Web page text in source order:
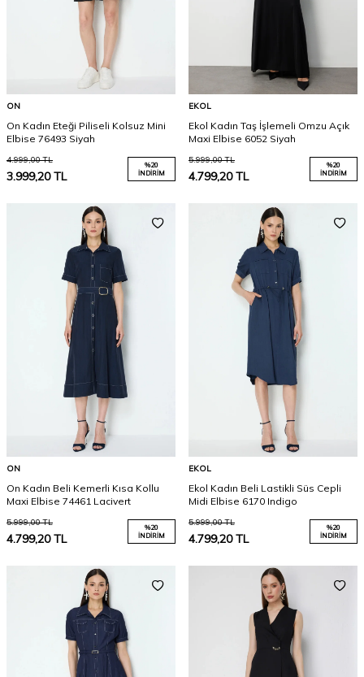
ON
On Kadın Eteği Piliseli Kolsuz Mini
Elbise 76493 Siyah
4.999,00TL
3.999,20TL
%20
İNDIRIM
EKOL
Ekol Kadın Taş İşlemeli Omzu Açık
Maxi Elbise 6052 Siyah
5.999,00TL
4.799,20TL
%20
İNDIRIM
ON
On Kadın Beli Kemerli Kısa Kollu
Maxi Elbise 74461 Lacivert
5.999,00TL
4.799,20TL
%20
İNDIRIM
EKOL
Ekol Kadın Beli Lastikli Süs Cepli
Midi Elbise 6170 Indigo
5.999,00TL
4.799,20TL
%20
İNDIRIM